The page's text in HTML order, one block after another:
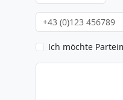
Ich möchte